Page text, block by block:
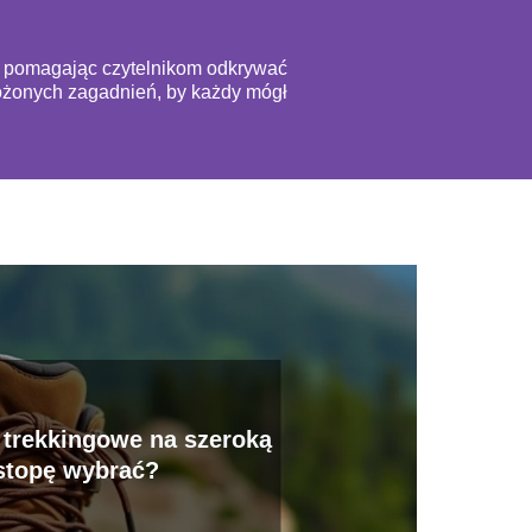
czytelnikom odkrywać
zagadnień, by każdy mógł
na szeroką
wybrać?